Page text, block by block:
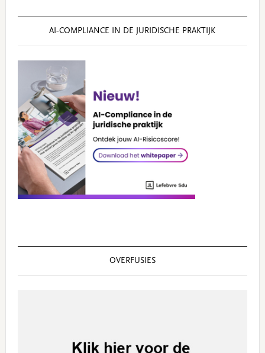
AI‑COMPLIANCE IN DE JURIDISCHE PRAKTIJK
OVERFUSIES